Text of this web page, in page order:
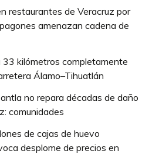
restaurantes de Veracruz por
amenazan cadena de
33 kilómetros completamente
Álamo–Tihuatlán
no repara décadas de daño
comunidades
de cajas de huevo
desplome de precios en